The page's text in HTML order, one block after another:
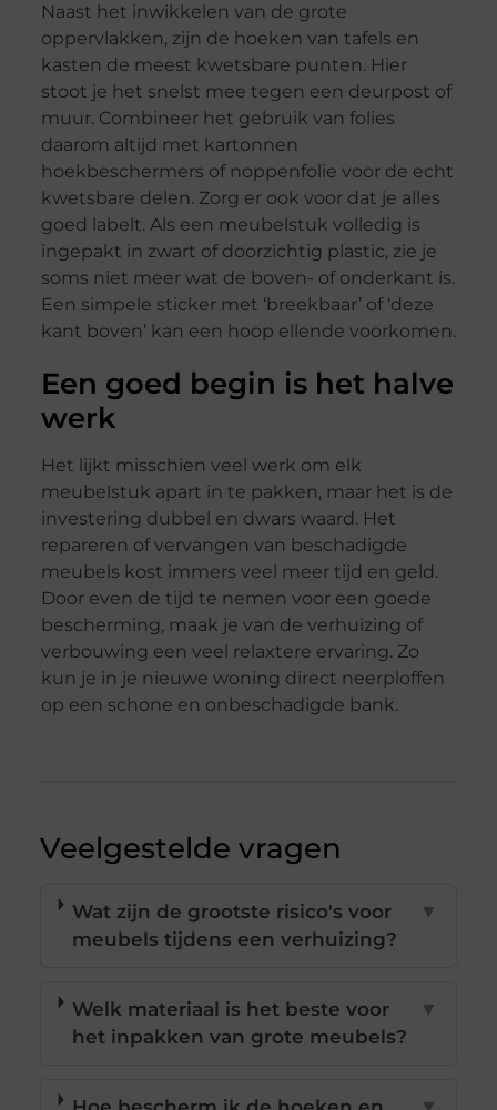
Naast het inwikkelen van de grote
oppervlakken, zijn de hoeken van tafels en
kasten de meest kwetsbare punten. Hier
stoot je het snelst mee tegen een deurpost of
muur. Combineer het gebruik van folies
daarom altijd met kartonnen
hoekbeschermers of noppenfolie voor de echt
kwetsbare delen. Zorg er ook voor dat je alles
goed labelt. Als een meubelstuk volledig is
ingepakt in zwart of doorzichtig plastic, zie je
soms niet meer wat de boven- of onderkant is.
Een simpele sticker met ‘breekbaar’ of ‘deze
kant boven’ kan een hoop ellende voorkomen.
Een goed begin is het halve
werk
Het lijkt misschien veel werk om elk
meubelstuk apart in te pakken, maar het is de
investering dubbel en dwars waard. Het
repareren of vervangen van beschadigde
meubels kost immers veel meer tijd en geld.
Door even de tijd te nemen voor een goede
bescherming, maak je van de verhuizing of
verbouwing een veel relaxtere ervaring. Zo
kun je in je nieuwe woning direct neerploffen
op een schone en onbeschadigde bank.
Veelgestelde vragen
Wat zijn de grootste risico's voor
meubels tijdens een verhuizing?
▼
Welk materiaal is het beste voor
het inpakken van grote meubels?
▼